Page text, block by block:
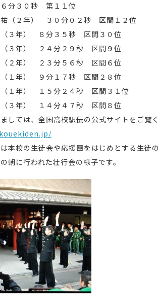
分３０秒 第１１位
（２年） ３０分０２秒 区間１２位
３年） ８分３５秒 区間３０位
３年） ２４分２９秒 区間９位
２年） ２３分５６秒 区間６位
１年） ９分１７秒 区間２８位
１年） １５分２４秒 区間３１位
３年） １４分４７秒 区間８位
しては、全国高校駅伝の公式サイトをご覧く
本校の生徒会や応援團をはじめとする生徒
朝に行われた壮行会の様子です。